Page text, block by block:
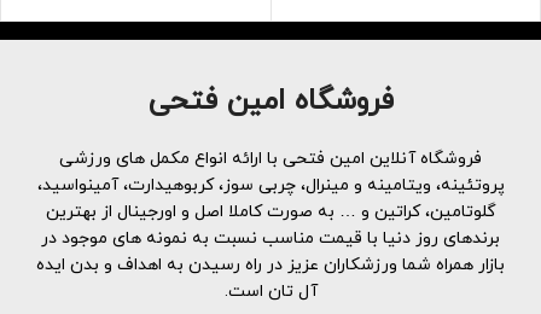
برای مقابله با شکست عضلانی است
تمرین حداکثر استفاده را ببرید
چربی و کربوهیدرات اضافی، WHEY
HD فقط حاوی مواد با کیفیت بالا
است که به تلاش های شما برای
عضله سازی کمک می کند
مالتودکسترین صفر از برنامه های
کاهش وزن و تغذیه پشتیبانی می
کند وقتی بدن شما مواد مغذی مورد
به ورزشکاران و افراد فعال کمک می
بهترین شکل ممکن برآورده کنند
2.4کیلو گرم
فروشگاه امین فتحی
فروشگاه آنلاین امین فتحی با ارائه انواع مکمل های ورزشی
پروتئینه، ویتامینه و مینرال، چربی سوز، کربوهیدارت، آمینواسید،
گلوتامین، کراتین و … به صورت کاملا اصل و اورجینال از بهترین
برندهای روز دنیا با قیمت مناسب نسبت به نمونه های موجود در
بازار همراه شما ورزشکاران عزیز در راه رسیدن به اهداف و بدن ایده
آل تان است.